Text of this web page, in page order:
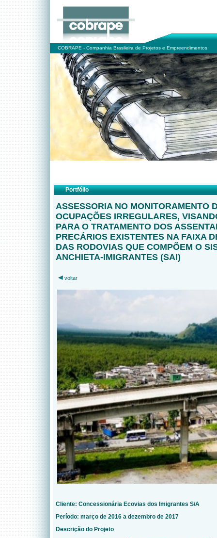
COBRAPE - Companhia Brasileira de Projetos e Empreendimentos
Portfólio
ASSESSORIA NO MONITORAMENTO
OCUPAÇÕES IRREGULARES,
PARA O TRATAMENTO DOS
PRECÁRIOS EXISTENTES NA FAIXA
DAS RODOVIAS QUE COMPÕEM O
ANCHIETA-IMIGRANTES (SAI)
voltar
Cliente: Concessionária Ecovias dos Imigrantes S/A
Período: março de 2016 a dezembro de 2017
Descrição do Projeto